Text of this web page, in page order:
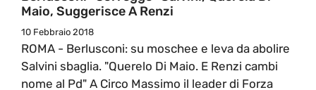
Maio, Suggerisce A Renzi
10 Febbraio 2018
ROMA - Berlusconi: su moschee e leva da abolire
Salvini sbaglia. "Querelo Di Maio. E Renzi cambi
nome al Pd" A Circo Massimo il leader di Forza